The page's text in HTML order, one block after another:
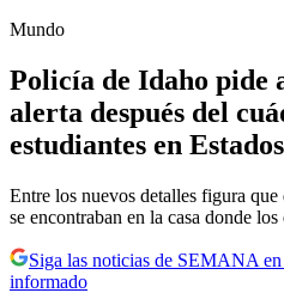
Mundo
Policía de Idaho pide
alerta después del
estudiantes en
Entre los nuevos detalles figura
se encontraban en la casa donde
Siga las noticias de SEMANA
informado